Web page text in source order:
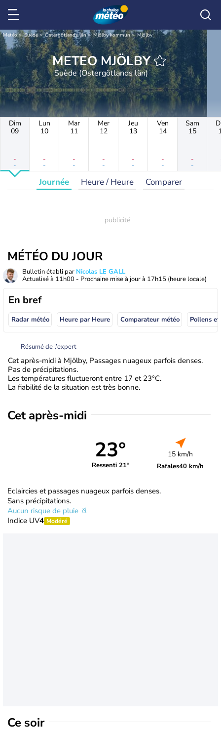
Météo Suède Östergötlands län Mjölby kommun Mjölby
METEO MJÖLBY
Suède (Östergötlands län)
Dim
09
-
-
Lun
10
-
-
Mar
11
-
-
Mer
12
-
-
Jeu
13
-
-
Ven
14
-
-
Sam
15
-
-
Journée Heure / Heure Comparer
MÉTÉO DU JOUR
Bulletin établi par Nicolas LE GALL
Actualisé à 11h00 - Prochaine mise à jour à 17h15 (heure locale)
En bref
Radar météo Heure par Heure Comparateur météo Pollens
Résumé de l’expert
Cet après-midi à Mjölby, Passages nuageux parfois denses.
Pas de précipitations.
Les températures fluctueront entre 17 et 23°C.
La fiabilité de la situation est très bonne.
Cet après-midi
23°
Ressenti 21°
15 km/h
Rafales40 km/h
Eclaircies et passages nuageux parfois denses.
Sans précipitations.
Aucun risque de pluie
Indice UV4 Modéré
Ce soir